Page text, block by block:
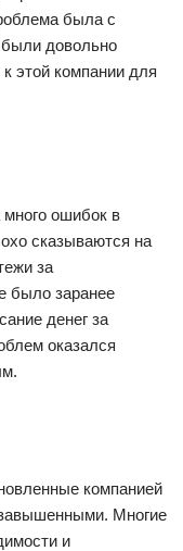
была с
были довольно
этой компании для
ошибок в
сказываются на
за
было заранее
денег за
оказался
компанией
Многие
и